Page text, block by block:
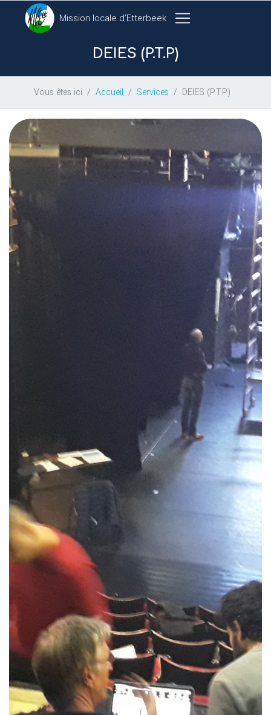
Mission locale d’Etterbeek
DEIES ( P.T. P)
Vous êtes ici Accueil Services DEIES (P.T.P)